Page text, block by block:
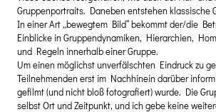
Gruppenportraits. Daneben entstehen klassische
In einer Art „bewegtem Bild“ bekommt der/die
Einblicke in Gruppendynamiken, Hierarchien,
und Regeln innerhalb einer Gruppe.
Um einen möglichst unverfälschten Eindruck zu
Teilnehmenden erst im Nachhinein darüber
gefilmt (und nicht bloß fotografiert) wurde. Die
selbst Ort und Zeitpunkt, und ich gebe keine